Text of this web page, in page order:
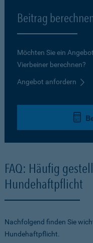
Beitrag
Möchten Sie ein
Vierbeiner berechnen?
Angebot anfordern
FAQ: Häufig
Hundehaftpflicht
Nachfolgend finden Sie
Hundehaftpflicht.